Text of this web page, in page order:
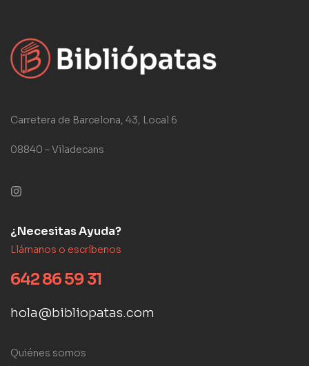
Carretera de Barcelona, 43, Local 6
08840 – Viladecans
¿Necesitas Ayuda?
Llámanos o escríbenos
642 86 59 31
hola@bibliopatas.com
Quiénes somos